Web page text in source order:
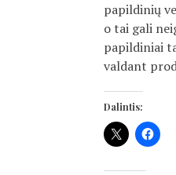
papildinių
o tai gali
papildiniai
valdant
Dalintis: